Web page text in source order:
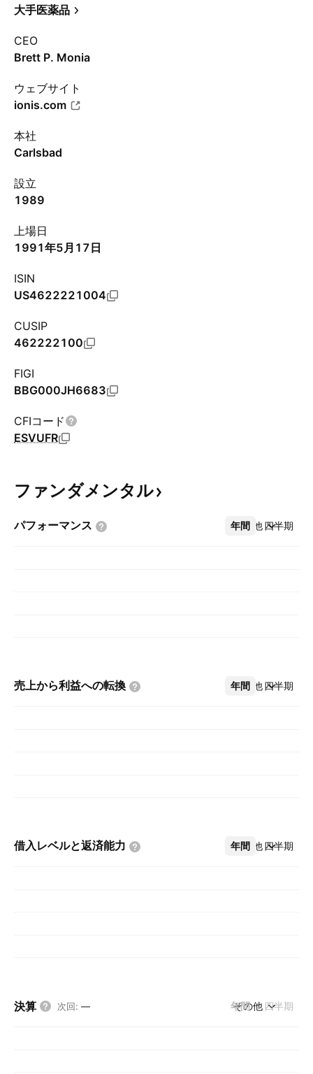
大手医薬品
CEO
Brett P. Monia
ウェブサイト
ionis.com
本社
Carlsbad
設立
1989
上場日
1991年5月17日
ISIN
US4622221004
CUSIP
462222100
FIGI
BBG000JH6683
CFIコード
ESVUFR
ファンダメンタル
パフォーマンス 年間 四半期
その他
売上から利益への転換 年間 四半期
その他
借入レベルと返済能力 年間 四半期
その他
決算 次回: — 年間 四半期
その他